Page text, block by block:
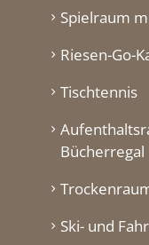
Spielraum
Riesen-Go-
Tischtennis
Bücherregal
Ski- und